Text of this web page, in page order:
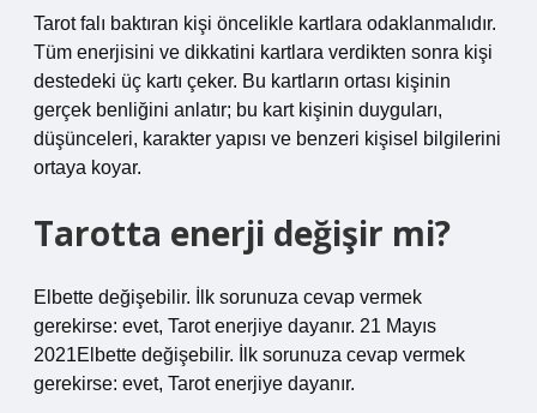
Tarot falı baktıran kişi öncelikle kartlara odaklanmalıdır.
Tüm enerjisini ve dikkatini kartlara verdikten sonra kişi
destedeki üç kartı çeker. Bu kartların ortası kişinin
gerçek benliğini anlatır; bu kart kişinin duyguları,
düşünceleri, karakter yapısı ve benzeri kişisel bilgilerini
ortaya koyar.
Tarotta enerji değişir mi?
Elbette değişebilir. İlk sorunuza cevap vermek
gerekirse: evet, Tarot enerjiye dayanır. 21 Mayıs
2021Elbette değişebilir. İlk sorunuza cevap vermek
gerekirse: evet, Tarot enerjiye dayanır.